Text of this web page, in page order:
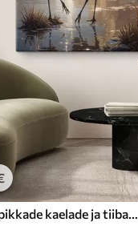
Kaks suurt halli, pikkade kaelade ja tiibadega kraanat, mis seisavad puudest ümbritsetud udujärves